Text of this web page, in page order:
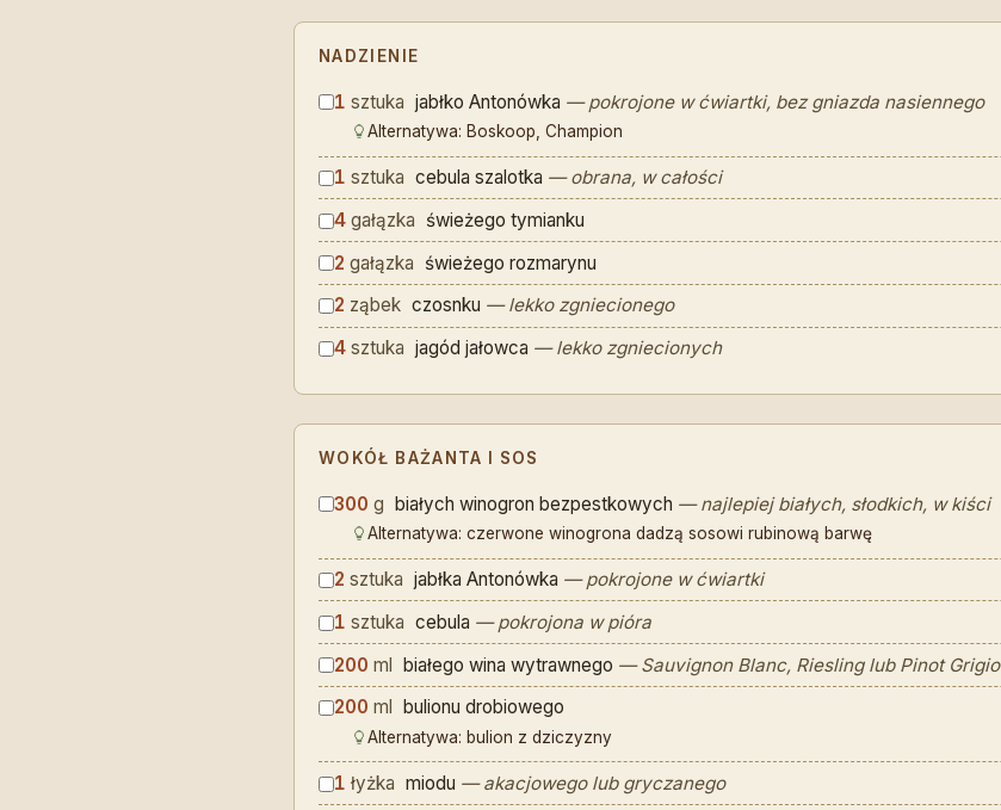
NADZIENIE
1 sztuka jabłko Antonówka — pokrojone w ćwiartki, bez gniazda nasiennego
Alternatywa: Boskoop, Champion
1 sztuka cebula szalotka — obrana, w całości
4 gałązka świeżego tymianku
2 gałązka świeżego rozmarynu
2 ząbek czosnku — lekko zgniecionego
4 sztuka jagód jałowca — lekko zgniecionych
WOKÓŁ BAŻANTA I SOS
300 g białych winogron bezpestkowych — najlepiej białych, słodkich, w kiści
Alternatywa: czerwone winogrona dadzą sosowi rubinową barwę
2 sztuka jabłka Antonówka — pokrojone w ćwiartki
1 sztuka cebula — pokrojona w pióra
200 ml białego wina wytrawnego — Sauvignon Blanc, Riesling lub Pinot Grigio
200 ml bulionu drobiowego
Alternatywa: bulion z dziczyzny
1 łyżka miodu — akacjowego lub gryczanego